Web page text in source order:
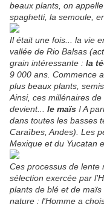
beaux plants, on
spaghetti, la semoule,
Il était une fois... la vie
vallée de Rio Balsas
grain intéressante : la
9 000 ans. Commence
plus beaux plants,
Ainsi, ces millénaires
devient... le maïs ! A
dans toutes les basses
Caraïbes, Andes). Les
Mexique et du Yucatan
Ces processus de lente
sélection exercée par
plants de blé et de
nature : l'Homme a